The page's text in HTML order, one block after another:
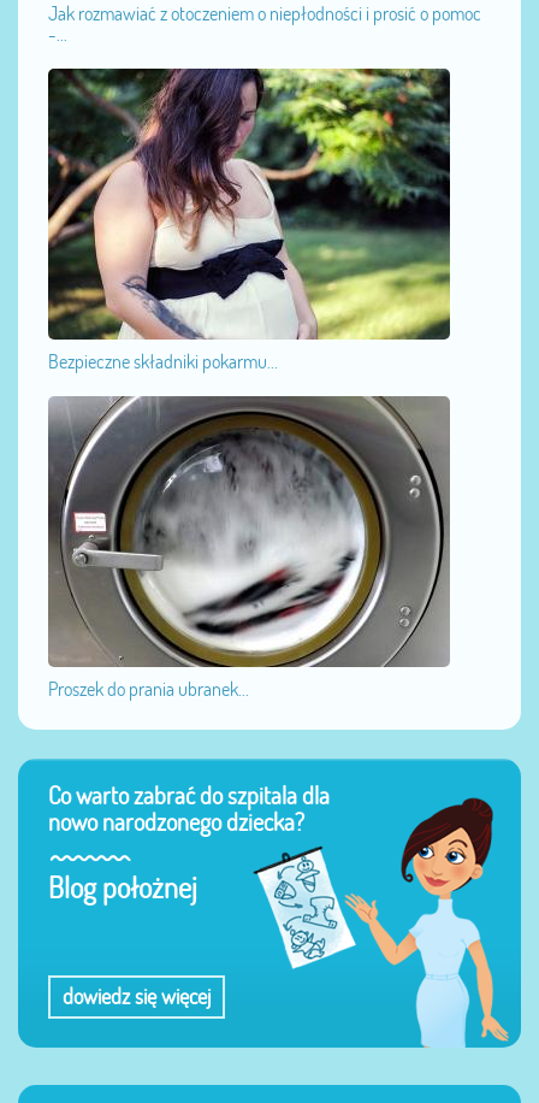
Jak rozmawiać z otoczeniem o niepłodności i prosić o pomoc
-...
Bezpieczne składniki pokarmu...
Proszek do prania ubranek...
Co warto zabrać do szpitala dla
nowo narodzonego dziecka?
Blog położnej
dowiedz się więcej